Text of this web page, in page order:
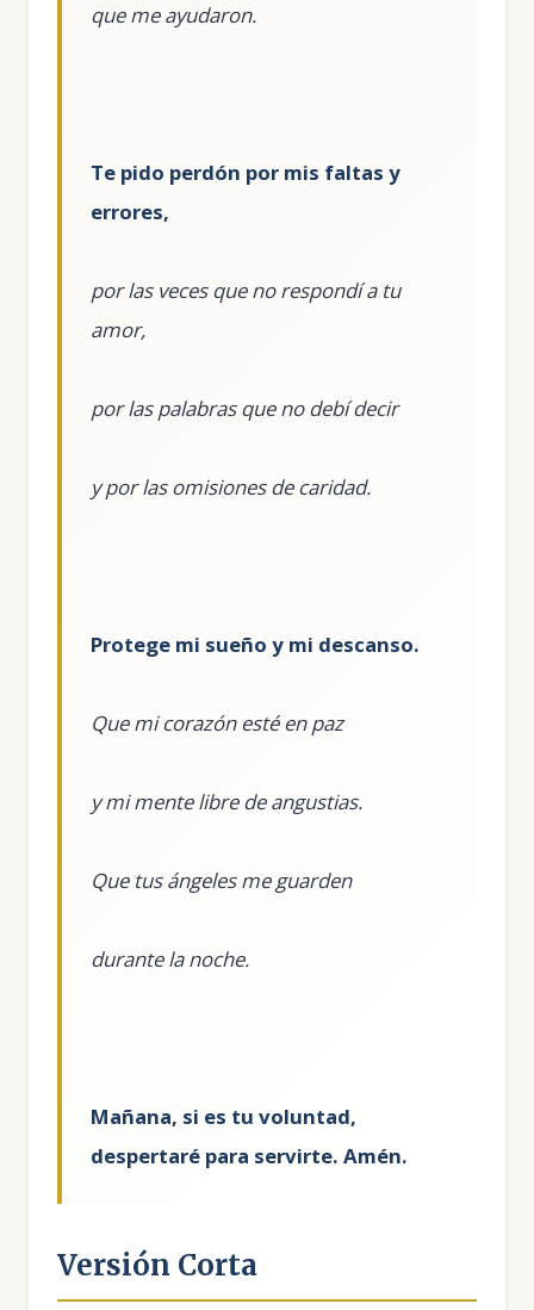
que me ayudaron.
Te pido perdón por mis faltas y
errores,
por las veces que no respondí a tu
amor,
por las palabras que no debí decir
y por las omisiones de caridad.
Protege mi sueño y mi descanso.
Que mi corazón esté en paz
y mi mente libre de angustias.
Que tus ángeles me guarden
durante la noche.
Mañana, si es tu voluntad,
despertaré para servirte. Amén.
Versión Corta